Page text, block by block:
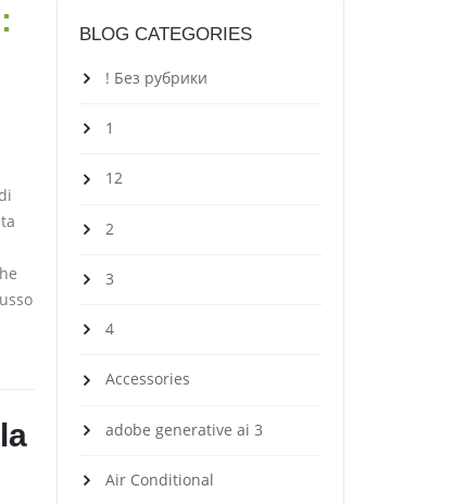
BLOG CATEGORIES
! Без рубрики
1
12
2
3
4
Accessories
adobe generative ai 3
Air Conditional